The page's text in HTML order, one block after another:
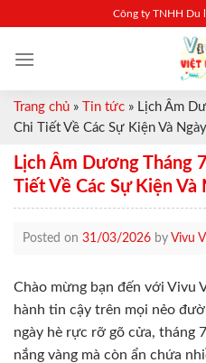
content
Công ty TNHH Du
Trang chủ » Tin tức » Lịch Âm
Chi Tiết Về Các Sự Kiện Và
Lịch Âm Dương Tháng
Tiết Về Các Sự Kiện
Posted on 31/03/2026 by Vivu
Chào mừng bạn đến với Vivu
hành tin cậy trên mọi nẻo
ngày hè rực rỡ gõ cửa, tháng
nắng vàng mà còn ẩn chứa